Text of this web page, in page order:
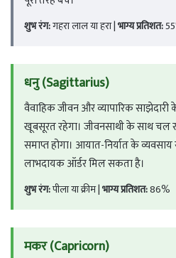
शुभ रंग:गहरा लाल या हरा |भाग्य प्रतिशत:
धनु (Sagittarius)
वैवाहिक जीवन और व्यापारिक
खूबसूरत रहेगा। जीवनसाथी के साथ चल
समाप्त होगा। आयात-निर्यात के
लाभदायक ऑर्डर मिल सकता है।
शुभ रंग:पीला या क्रीम |भाग्य प्रतिशत:86%
मकर (Capricorn)